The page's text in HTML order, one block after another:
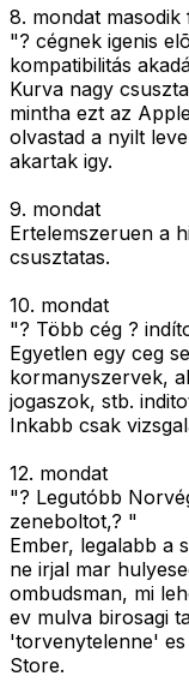
8. mondat masodik
"? cégnek igenis
kompatibilitás
Kurva nagy
mintha ezt az
olvastad a nyilt
akartak igy.
9. mondat
Ertelemszeruen a
csusztatas.
10. mondat
"? Több cég ?
Egyetlen egy ceg
kormanyszervek,
jogaszok, stb.
Inkabb csak
12. mondat
"? Legutóbb
zeneboltot,? "
Ember, legalabb a
ne irjal mar
ombudsman, mi
ev mulva birosagi
'torvenytelenne' es
Store.